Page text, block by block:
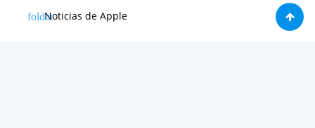
Noticias de Apple